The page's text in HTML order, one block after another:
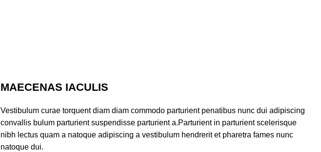
MAECENAS IACULIS
Vestibulum curae torquent diam diam commodo parturient penatibus nunc dui adipiscing
convallis bulum parturient suspendisse parturient a.Parturient in parturient scelerisque
nibh lectus quam a natoque adipiscing a vestibulum hendrerit et pharetra fames nunc
natoque dui.